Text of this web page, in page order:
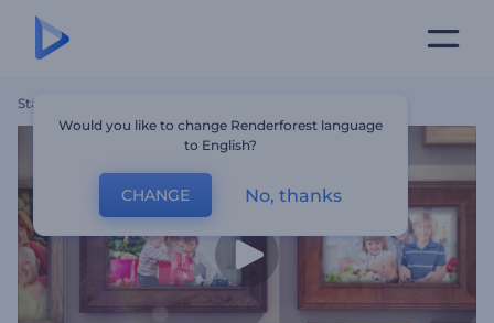
Startseite
Would you like to change Renderforest language
to English?
CHANGE No, thanks